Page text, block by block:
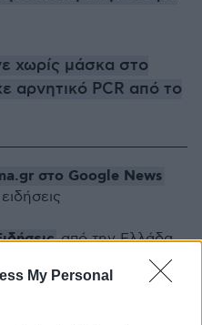
My Personal
χωρίς μάσκα στο
αρνητικό PCR από το
στο Google News
από την Ελλάδα